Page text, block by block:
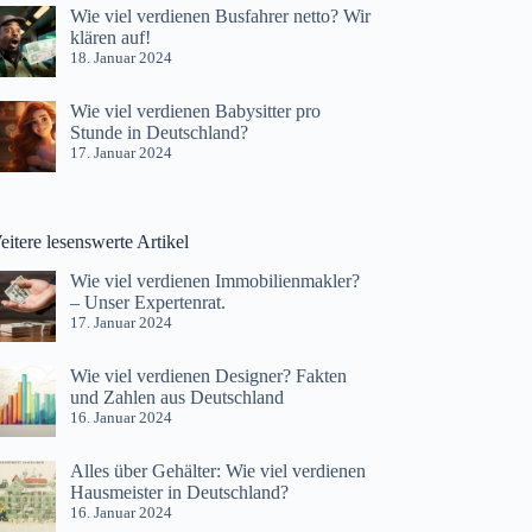
Wie viel verdienen Busfahrer netto? Wir
klären auf!
18. Januar 2024
Wie viel verdienen Babysitter pro
Stunde in Deutschland?
17. Januar 2024
lesenswerte Artikel
Wie viel verdienen Immobilienmakler?
– Unser Expertenrat.
17. Januar 2024
Wie viel verdienen Designer? Fakten
und Zahlen aus Deutschland
16. Januar 2024
Alles über Gehälter: Wie viel verdienen
Hausmeister in Deutschland?
16. Januar 2024